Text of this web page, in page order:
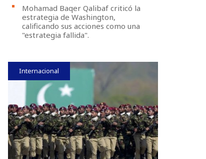
Mohamad Baqer Qalibaf criticó la
estrategia de Washington,
calificando sus acciones como una
"estrategia fallida".
Internacional